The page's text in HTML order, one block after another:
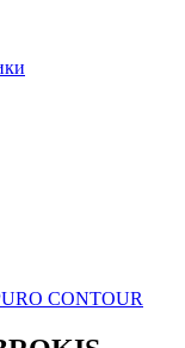
CONTOUR